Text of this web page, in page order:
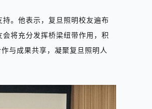
。他表示，复旦照明校友遍布
将充分发挥桥梁纽带作用，积
与成果共享，凝聚复旦照明人